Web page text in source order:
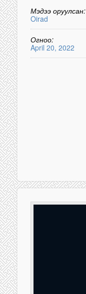
Мэдээ оруулсан:
Oirad
Огноо:
April 20, 2022